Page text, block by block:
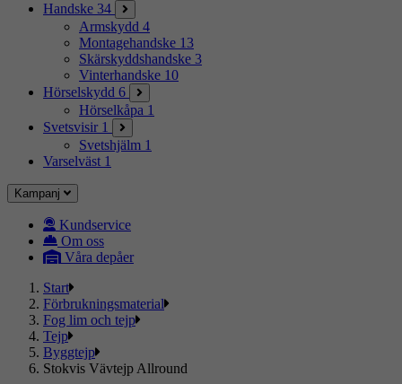
Handske 34
Armskydd 4
Montagehandske 13
Skärskyddshandske 3
Vinterhandske 10
Hörselskydd 6
Hörselkåpa 1
Svetsvisir 1
Svetshjälm 1
Varselväst 1
Kampanj
Kundservice
Om oss
Våra depåer
Start
Förbrukningsmaterial
Fog lim och tejp
Tejp
Byggtejp
Stokvis Vävtejp Allround